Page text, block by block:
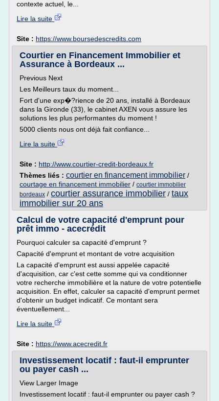
contexte actuel, le...
Lire la suite
Site : https://www.boursedescredits.com
Courtier en Financement Immobilier et
Assurance à Bordeaux ...
Previous Next
Les Meilleurs taux du moment...
Fort d'une exp�?rience de 20 ans, installé à Bordeaux
dans la Gironde (33), le cabinet AXEN vous assure les
solutions les plus performantes du moment !
5000 clients nous ont déjà fait confiance...
Lire la suite
Site : http://www.courtier-credit-bordeaux.fr
Thèmes liés : courtier en financement immobilier /
courtage en financement immobilier / courtier immobilier
bordeaux / courtier assurance immobilier / taux
immobilier sur 20 ans
Calcul de votre capacité d'emprunt pour
prêt immo - acecrédit
Pourquoi calculer sa capacité d'emprunt ?
Capacité d'emprunt et montant de votre acquisition
La capacité d'emprunt est aussi appelée capacité
d'acquisition, car c'est cette somme qui va conditionner
votre recherche immobilière et la nature de votre potentielle
acquisition. En effet, calculer sa capacité d'emprunt permet
d'obtenir un budget indicatif. Ce montant sera
éventuellement...
Lire la suite
Site : https://www.acecredit.fr
Investissement locatif : faut-il emprunter
ou payer cash ...
View Larger Image
Investissement locatif : faut-il emprunter ou payer cash ?